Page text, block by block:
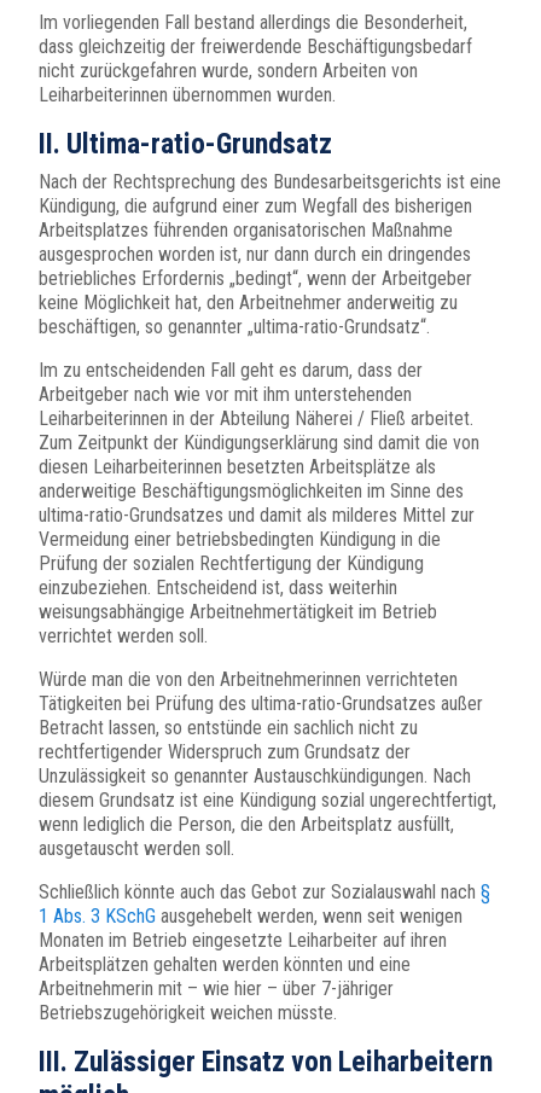
Im vorliegenden Fall bestand allerdings die Besonderheit,
dass gleichzeitig der freiwerdende Beschäftigungsbedarf
nicht zurückgefahren wurde, sondern Arbeiten von
Leiharbeiterinnen übernommen wurden.
II. Ultima-ratio-Grundsatz
Nach der Rechtsprechung des Bundesarbeitsgerichts ist eine
Kündigung, die aufgrund einer zum Wegfall des bisherigen
Arbeitsplatzes führenden organisatorischen Maßnahme
ausgesprochen worden ist, nur dann durch ein dringendes
betriebliches Erfordernis „bedingt“, wenn der Arbeitgeber
keine Möglichkeit hat, den Arbeitnehmer anderweitig zu
beschäftigen, so genannter „ultima-ratio-Grundsatz“.
Im zu entscheidenden Fall geht es darum, dass der
Arbeitgeber nach wie vor mit ihm unterstehenden
Leiharbeiterinnen in der Abteilung Näherei / Fließ arbeitet.
Zum Zeitpunkt der Kündigungserklärung sind damit die von
diesen Leiharbeiterinnen besetzten Arbeitsplätze als
anderweitige Beschäftigungsmöglichkeiten im Sinne des
ultima-ratio-Grundsatzes und damit als milderes Mittel zur
Vermeidung einer betriebsbedingten Kündigung in die
Prüfung der sozialen Rechtfertigung der Kündigung
einzubeziehen. Entscheidend ist, dass weiterhin
weisungsabhängige Arbeitnehmertätigkeit im Betrieb
verrichtet werden soll.
Würde man die von den Arbeitnehmerinnen verrichteten
Tätigkeiten bei Prüfung des ultima-ratio-Grundsatzes außer
Betracht lassen, so entstünde ein sachlich nicht zu
rechtfertigender Widerspruch zum Grundsatz der
Unzulässigkeit so genannter Austauschkündigungen. Nach
diesem Grundsatz ist eine Kündigung sozial ungerechtfertigt,
wenn lediglich die Person, die den Arbeitsplatz ausfüllt,
ausgetauscht werden soll.
Schließlich könnte auch das Gebot zur Sozialauswahl nach §
1 Abs. 3 KSchG ausgehebelt werden, wenn seit wenigen
Monaten im Betrieb eingesetzte Leiharbeiter auf ihren
Arbeitsplätzen gehalten werden könnten und eine
Arbeitnehmerin mit – wie hier – über 7-jähriger
Betriebszugehörigkeit weichen müsste.
III. Zulässiger Einsatz von Leiharbeitern